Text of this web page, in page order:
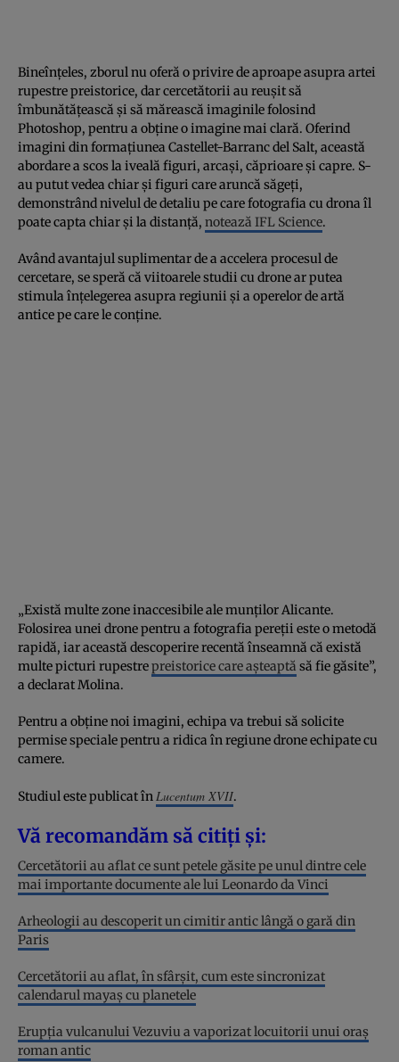
Bineînțeles, zborul nu oferă o privire de aproape asupra artei
rupestre preistorice, dar cercetătorii au reușit să
îmbunătățească și să mărească imaginile folosind
Photoshop, pentru a obține o imagine mai clară. Oferind
imagini din formațiunea Castellet-Barranc del Salt, această
abordare a scos la iveală figuri, arcași, căprioare și capre. S-
au putut vedea chiar și figuri care aruncă săgeți,
demonstrând nivelul de detaliu pe care fotografia cu drona îl
poate capta chiar și la distanță, notează IFL Science.
Având avantajul suplimentar de a accelera procesul de
cercetare, se speră că viitoarele studii cu drone ar putea
stimula înțelegerea asupra regiunii și a operelor de artă
antice pe care le conține.
„Există multe zone inaccesibile ale munților Alicante.
Folosirea unei drone pentru a fotografia pereții este o metodă
rapidă, iar această descoperire recentă înseamnă că există
multe picturi rupestrepreistorice care așteaptă să fie găsite”,
a declarat Molina.
Pentru a obține noi imagini, echipa va trebui să solicite
permise speciale pentru a ridica în regiune drone echipate cu
camere.
Studiul este publicat înLucentum XVII.
Vă recomandăm să citiți și:
Cercetătorii au aflat ce sunt petele găsite pe unul dintre cele
mai importante documente ale lui Leonardo da Vinci
Arheologii au descoperit un cimitir antic lângă o gară din
Paris
Cercetătorii au aflat, în sfârșit, cum este sincronizat
calendarul mayaș cu planetele
Erupția vulcanului Vezuviu a vaporizat locuitorii unui oraș
roman antic